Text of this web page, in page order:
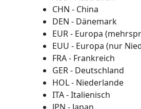
CHN - China
DEN - Dänemark
EUR - Europa
EUU - Europa (nur
FRA - Frankreich
GER - Deutschland
HOL - Niederlande
ITA - Italienisch